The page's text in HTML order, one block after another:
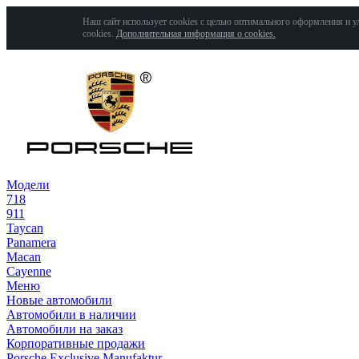
Наш сайт использует cookies с целью оптимального оформления и
cookies. Дополнительная информация о cookies.
Модели
718
911
Taycan
Panamera
Macan
Cayenne
Меню
Новые автомобили
Автомобили в наличии
Автомобили на заказ
Корпоративные продажи